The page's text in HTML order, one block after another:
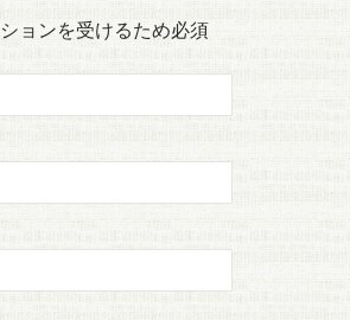
ョンを受けるため必須